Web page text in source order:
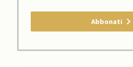
Abbonati